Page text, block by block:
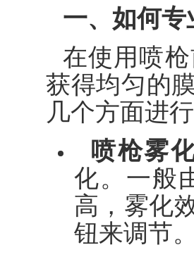
一、如何
在使用喷
获得均匀的
几个方面进行
喷枪雾
化。一般
高，雾化
钮来调节。